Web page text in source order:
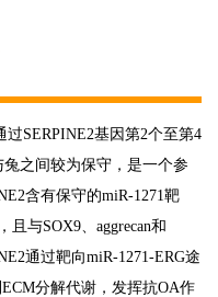
SERPINE2基因第2个至第4
之间较为保守，是一个参
含有保守的miR-1271靶
与SOX9、aggrecan和
通过靶向miR-1271-ERG途
分解代谢，发挥抗OA作